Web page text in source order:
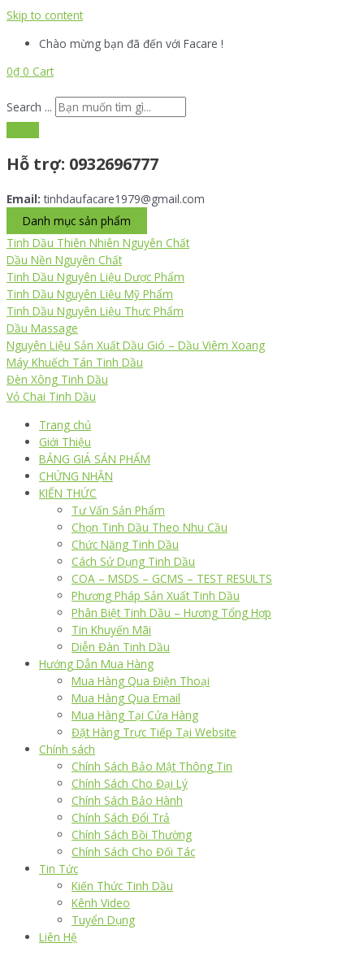
Skip to content
Chào mừng bạn đã đến với Facare !
0₫ 0 Cart
Search ...
Hỗ trợ: 0932696777
Email: tinhdaufacare1979@gmail.com
Danh mục sản phẩm
Tinh Dầu Thiên Nhiên Nguyên Chất
Dầu Nền Nguyên Chất
Tinh Dầu Nguyên Liệu Dược Phẩm
Tinh Dầu Nguyên Liệu Mỹ Phẩm
Tinh Dầu Nguyên Liệu Thực Phẩm
Dầu Massage
Nguyên Liệu Sản Xuất Dầu Gió – Dầu Viêm Xoang
Máy Khuếch Tán Tinh Dầu
Đèn Xông Tinh Dầu
Vỏ Chai Tinh Dầu
Trang chủ
Giới Thiệu
BẢNG GIÁ SẢN PHẨM
CHỨNG NHẬN
KIẾN THỨC
Tư Vấn Sản Phẩm
Chọn Tinh Dầu Theo Nhu Cầu
Chức Năng Tinh Dầu
Cách Sử Dụng Tinh Dầu
COA – MSDS – GCMS – TEST RESULTS
Phương Pháp Sản Xuất Tinh Dầu
Phân Biệt Tinh Dầu – Hương Tổng Hợp
Tin Khuyến Mãi
Diễn Đàn Tinh Dầu
Hướng Dẫn Mua Hàng
Mua Hàng Qua Điện Thoại
Mua Hàng Qua Email
Mua Hàng Tại Cửa Hàng
Đặt Hàng Trực Tiếp Tại Website
Chính sách
Chính Sách Bảo Mật Thông Tin
Chính Sách Cho Đại Lý
Chính Sách Bảo Hành
Chính Sách Đổi Trả
Chính Sách Bồi Thường
Chính Sách Cho Đối Tác
Tin Tức
Kiến Thức Tinh Dầu
Kênh Video
Tuyển Dụng
Liên Hệ